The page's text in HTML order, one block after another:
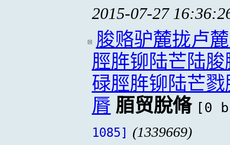
2015-07-27
脧赂驴麓拢卢
脛脌铆陆芒陆
碌脛脌铆陆芒
脣 脜贸脫脩 [0
1085] (1339669)